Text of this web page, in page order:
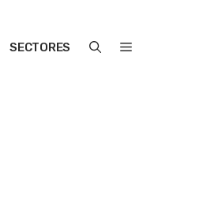
SECTORES